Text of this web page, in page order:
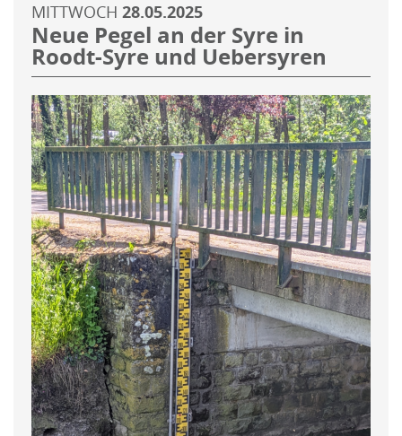
MITTWOCH 28.05.2025
Neue Pegel an der Syre in
Roodt-Syre und Uebersyren